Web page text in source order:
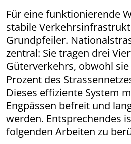
Für eine funktionierende
stabile
Grundpfeiler.
zentral: Sie tragen drei
Güterverkehrs, obwohl
Prozent des
Dieses effiziente System
Engpässen befreit und
werden. Entsprechendes
folgenden Arbeiten zu